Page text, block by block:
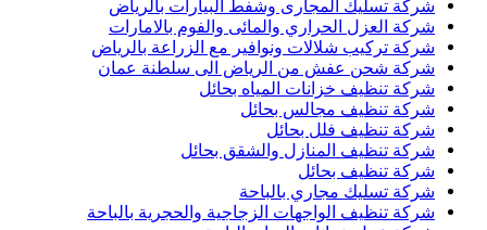
شركة تسليك المجارى وشفط البيارات بالرياض
شركة العزل الحراري والمائى والفوم بالامارات
شركة تركيب شلالات ونوافير مع الزراعة بالرياض
شركة شحن عفش من الرياض الى سلطنة عمان
شركة تنظيف خزانات المياه بحائل
شركة تنظيف مجالس بحائل
شركة تنظيف فلل بحائل
شركة تنظيف المنازل والشقق بحائل
شركة تنظيف بحائل
شركة تسليك مجاري بالباحة
شركة تنظيف الواجهات الزجاجية والحجرية بالباحة